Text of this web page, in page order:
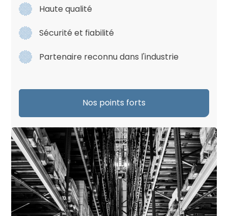
Haute qualité
Sécurité et fiabilité
Partenaire reconnu dans l'industrie
Nos points forts